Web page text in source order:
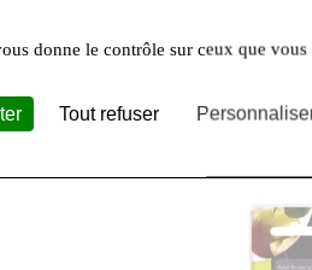
donne le contrôle sur ceux que
Tout refuser